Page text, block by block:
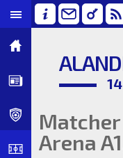
Arena